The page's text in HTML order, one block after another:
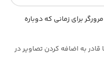
برای زمانی که دوباره
به اضافه کردن تصاویر در